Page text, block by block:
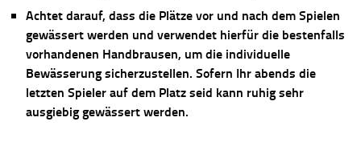
Achtet darauf, dass die Plätze vor und nach dem Spielen
gewässert werden und verwendet hierfür die bestenfalls
vorhandenen Handbrausen, um die individuelle
Bewässerung sicherzustellen. Sofern Ihr abends die
letzten Spieler auf dem Platz seid kann ruhig sehr
ausgiebig gewässert werden.